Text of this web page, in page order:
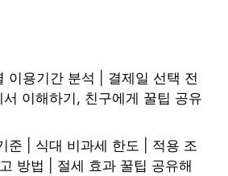
이용기간 분석 | 결제일 선택 전
이해하기, 친구에게 꿀팁 공유
준 | 식대 비과세 한도 | 적용 조
방법 | 절세 효과 꿀팁 공유해